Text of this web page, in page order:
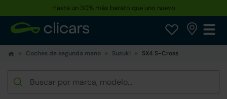
Hasta un 30% más barato que uno nuevo
Coches de segunda mano Suzuki SX4 S-Cross